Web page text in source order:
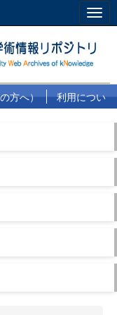
方へ）
利用につい